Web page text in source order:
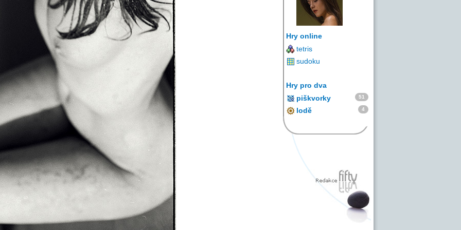
Hry online
tetris
sudoku
Hry pro dva
piškvorky
51
lodě 4